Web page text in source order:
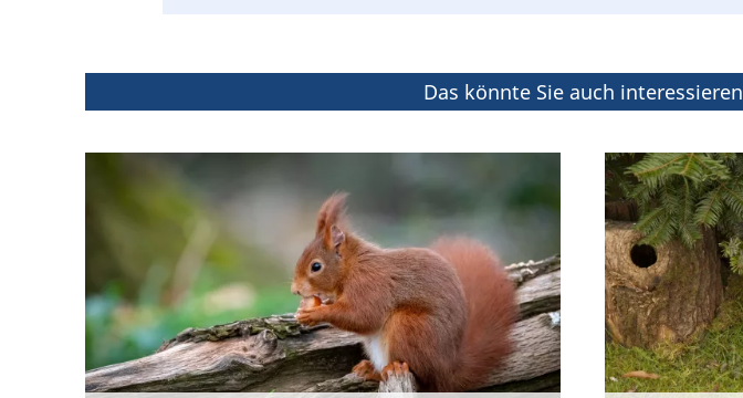
Das könnte Sie auch interessieren